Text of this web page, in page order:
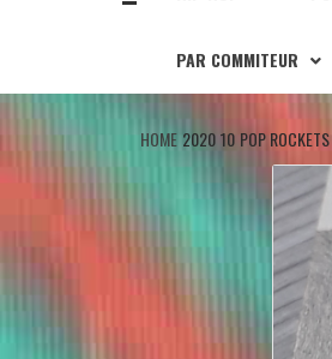
PAR COMMITEUR
HOME 202010 POP